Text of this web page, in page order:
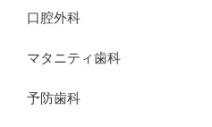
口腔外科
マタニティ歯科
予防歯科